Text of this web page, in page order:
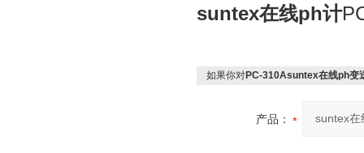
suntex在线ph计
如果你对PC-310Asuntex在线ph变
产品：